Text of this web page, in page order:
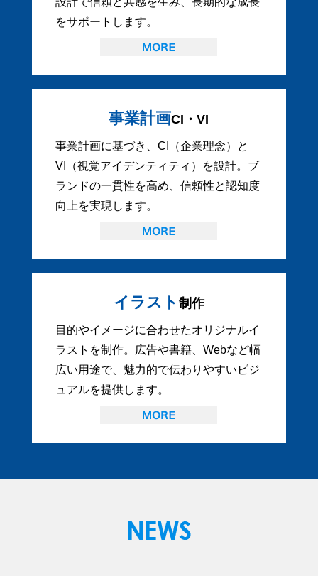
をサポートします。
事業計画CI・VI
事業計画に基づき、CI（企業理念）と
VI（視覚アイデンティティ）を設計。ブ
ランドの一貫性を高め、信頼性と認知度
向上を実現します。
イラスト 制作
目的やイメージに合わせたオリジナルイ
ラストを制作。広告や書籍、Webなど幅
広い用途で、魅力的で伝わりやすいビジ
ュアルを提供します。